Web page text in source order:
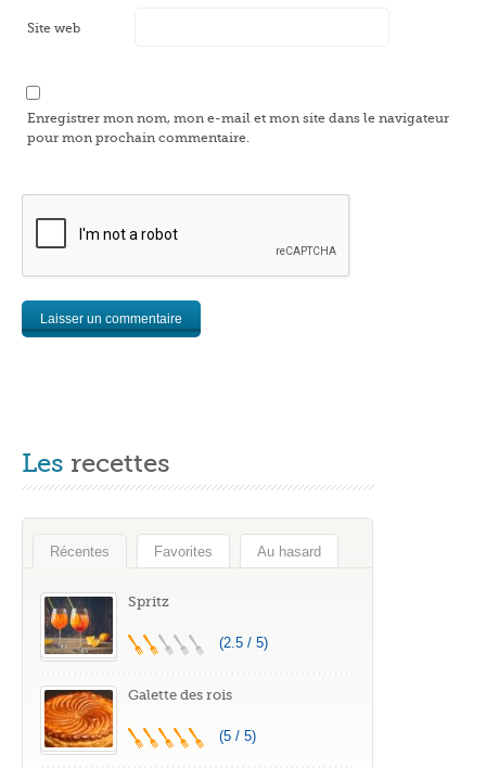
Site web
Enregistrer mon nom, mon e-mail et mon site dans le navigateur
pour mon prochain commentaire.
Les recettes
Récentes Favorites Au hasard
Spritz
(2.5 / 5)
Galette des rois
(5 / 5)